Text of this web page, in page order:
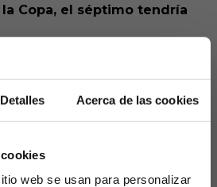
Detalles Acerca de las cookies
web se usan para personalizar
Copa, el séptimo tendría
el peor parado en estos
un hipotético empate, sería
solamente le tienen ganado
Vallecano, pero lo pierden
Osasuna que dictaminará si
suman un cuarto rival